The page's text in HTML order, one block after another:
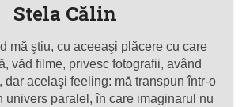
Stela Călin
mă ştiu, cu aceeaşi plăcere cu care
văd filme, privesc fotografii, având
dar acelaşi feeling: mă transpun într-o
univers paralel, în care imaginarul nu